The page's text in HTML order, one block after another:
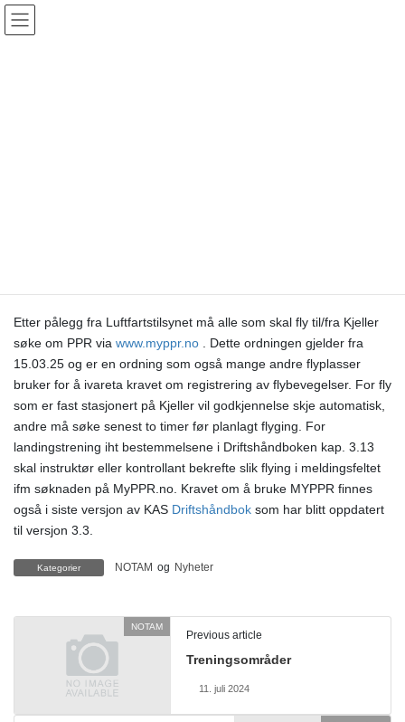
Skip
Skip
Etter pålegg fra Luftfartstilsynet må alle som skal fly til/fra Kjeller
søke om PPR via www.myppr.no . Dette ordningen gjelder fra
15.03.25 og er en ordning som også mange andre flyplasser
bruker for å ivareta kravet om registrering av flybevegelser. For fly
som er fast stasjonert på Kjeller vil godkjennelse skje automatisk,
andre må søke senest to timer før planlagt flyging. For
landingstrening iht bestemmelsene i Driftshåndboken kap. 3.13
skal instruktør eller kontrollant bekrefte slik flying i meldingsfeltet
ifm søknaden på MyPPR.no. Kravet om å bruke MYPPR finnes
også i siste versjon av KAS Driftshåndbok som har blitt oppdatert
til versjon 3.3.
Kategorier NOTAM og Nyheter
NOTAM
Previous article
Treningsområder
11. juli 2024